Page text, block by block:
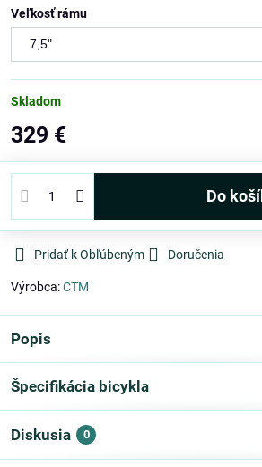
Veľkosť rámu
Skladom
329 €
Do
Pridať k Obľúbeným Doručenia
Výrobca:CTM
Popis
Špecifikácia bicykla
Diskusia 0